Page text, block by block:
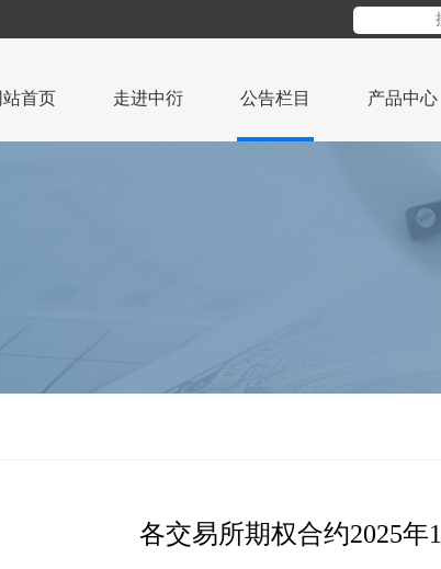
站首页 走进中衍 公告栏目 产品中心
各交易所期权合约2025年